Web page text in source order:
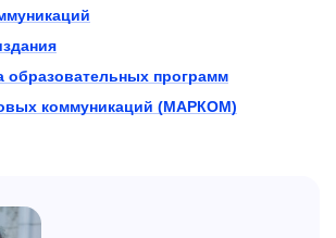
образовательных программ
коммуникаций (МАРКОМ)